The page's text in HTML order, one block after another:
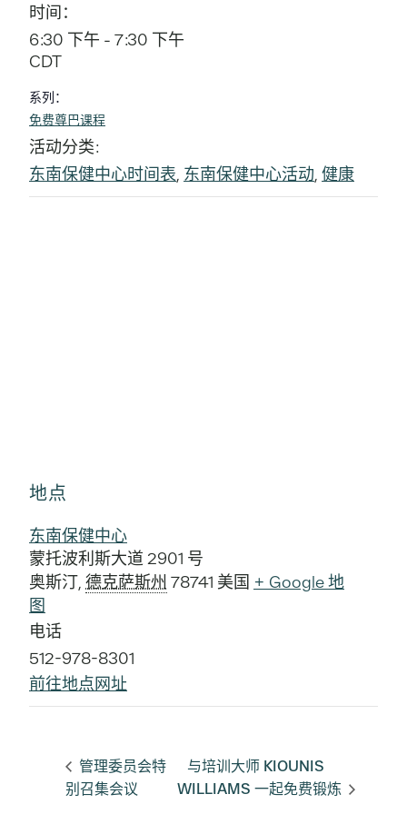
时间：
6:30 下午 - 7:30 下午
CDT
系列：
免费尊巴课程
活动分类:
东南保健中心时间表, 东南保健中心活动, 健康
地点
东南保健中心
蒙托波利斯大道 2901 号
奥斯汀, 德克萨斯州 78741 美国 + Google 地
图
电话
512-978-8301
前往地点网址
管理委员会特
别召集会议
与培训大师 KIOUNIS
WILLIAMS 一起免费锻炼